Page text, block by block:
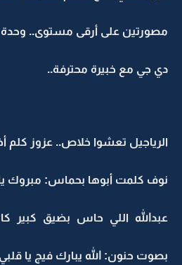
مصورتين على أرقى مستوى.. وحدة
دي جي مع خبيرة محترفة..
الرياجيل تعشوا خلاص.. عزوز كلم
نوف كلمت أبوها بحماس: مبروك
عبدالله اللي حاس بضيق كبير
بصوت حنون: الله يبارك فيج يا